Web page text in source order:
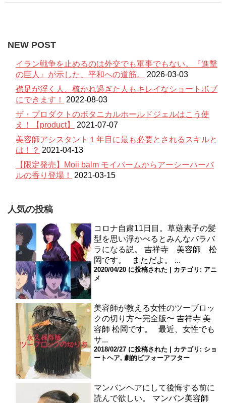
NEW POST
イラン戦争を止めるのは外交でも軍事でもない。『進撃
の巨人』が示した、平和への道筋。
2026-03-03
襟足が浮く人、梳かれ過ぎた人もキレイなショートボブ
にできます！
2022-08-03
ザ・プロダクトのボタニカルホールドジェルはこう使
え！【product】
2021-07-07
美容師アシスタント１年目に最も必要とされるスキルと
は！？ 2021-04-13
【限定発売】Moii balm モイバームからアーシーハーバ
ルの香り登場！
2021-03-15
人気の投稿
コロナ自粛11日目。草薙素子の髪
型を思い浮かべるとみんなバラバ
ラになる説。
吉祥寺 美容師 松
岡です。 まただよ。 ...
2020/04/20 に投稿された カテゴリ: アニ
メ
美容師が教える女性のツーブロッ
クの切り方〜完全版〜 吉祥寺 美
容師 松岡です。 最近、女性でも
サ...
2018/02/27 に投稿された カテゴリ: ショ
ートヘア, 劇的ビフォーアフター
マンバンヘアにして後悔する前に
読んで欲しい。
マンバン美容師